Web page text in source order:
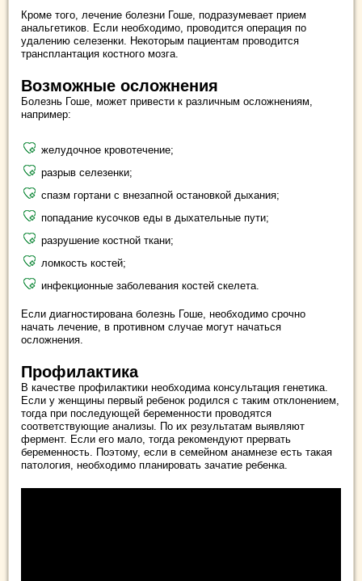
Кроме того, лечение болезни Гоше, подразумевает прием
анальгетиков. Если необходимо, проводится операция по
удалению селезенки. Некоторым пациентам проводится
трансплантация костного мозга.
Возможные осложнения
Болезнь Гоше, может привести к различным осложнениям,
например:
желудочное кровотечение;
разрыв селезенки;
спазм гортани с внезапной остановкой дыхания;
попадание кусочков еды в дыхательные пути;
разрушение костной ткани;
ломкость костей;
инфекционные заболевания костей скелета.
Если диагностирована болезнь Гоше, необходимо срочно
начать лечение, в противном случае могут начаться
осложнения.
Профилактика
В качестве профилактики необходима консультация генетика.
Если у женщины первый ребенок родился с таким отклонением,
тогда при последующей беременности проводятся
соответствующие анализы. По их результатам выявляют
фермент. Если его мало, тогда рекомендуют прервать
беременность. Поэтому, если в семейном анамнезе есть такая
патология, необходимо планировать зачатие ребенка.